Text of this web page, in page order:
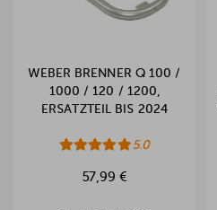
WEBER BRENNER Q 100 /
1000 / 120 / 1200,
ERSATZTEIL BIS 2024
5.0
57,99 €